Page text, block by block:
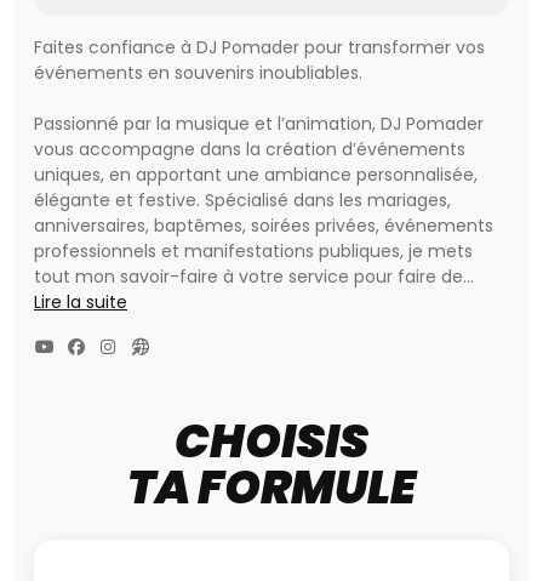
Faites confiance à DJ Pomader pour transformer vos
événements en souvenirs inoubliables.
Passionné par la musique et l’animation, DJ Pomader
vous accompagne dans la création d’événements
uniques, en apportant une ambiance personnalisée,
élégante et festive. Spécialisé dans les mariages,
anniversaires, baptêmes, soirées privées, événements
professionnels et manifestations publiques, je mets
tout mon savoir-faire à votre service pour faire de
chaque réception un moment exceptionnel.
Bien plus qu’un simple DJ, DJ Pomader propose une
lumière, avec une préparation personnalisée afin de
répondre au mieux à vos attentes.
Chaque événement est unique, c’est pourquoi votre
Lire la suite
CHOISIS
TA FORMULE